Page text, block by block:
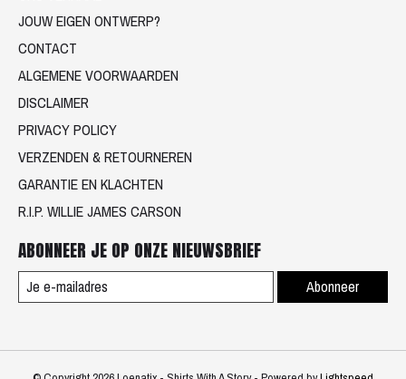
JOUW EIGEN ONTWERP?
CONTACT
ALGEMENE VOORWAARDEN
DISCLAIMER
PRIVACY POLICY
VERZENDEN & RETOURNEREN
GARANTIE EN KLACHTEN
R.I.P. WILLIE JAMES CARSON
ABONNEER JE OP ONZE NIEUWSBRIEF
Abonneer